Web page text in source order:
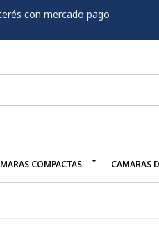
con mercado pago
COMPACTAS CAMARAS